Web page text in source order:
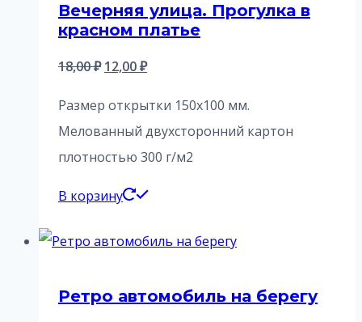
Вечерняя улица. Прогулка в
красном платье
18,00₽ Первоначальная
составляла
18,00 ₽.
12,00₽Текущая
Размер открытки 150х100 мм.
Мелованный двухсторонний картон
плотностью 300 г/м2
В корзину
Ретро автомобиль на берегу